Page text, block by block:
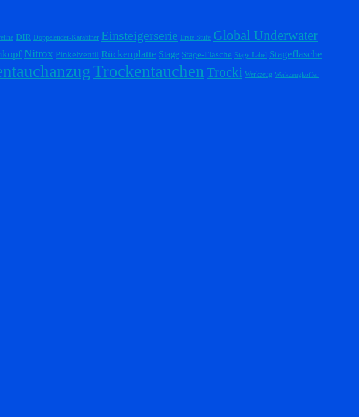
DIR Doppelender-Karabiner Einsteigerserie Erste Stufe Global Underwater
Nitrox Pinkelventil Rückenplatte Stage Stage-Flasche Stage-Label Stageflasche
Trockentauchen Trocki Werkzeug Werkzeugkoffer